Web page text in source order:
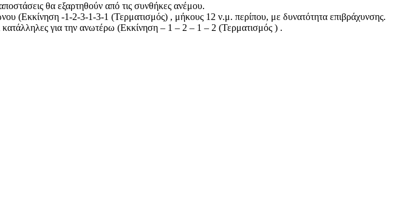
θα εξαρτηθούν από τις συνθήκες ανέμου.
(Εκκίνηση -1-2-3-1-3-1 (Τερματισμός) , μήκους 12 ν.μ. περίπου, με δυνατότητα επιβράχυνσης.
για την ανωτέρω (Εκκίνηση – 1 – 2 – 1 – 2 (Τερματισμός ) .